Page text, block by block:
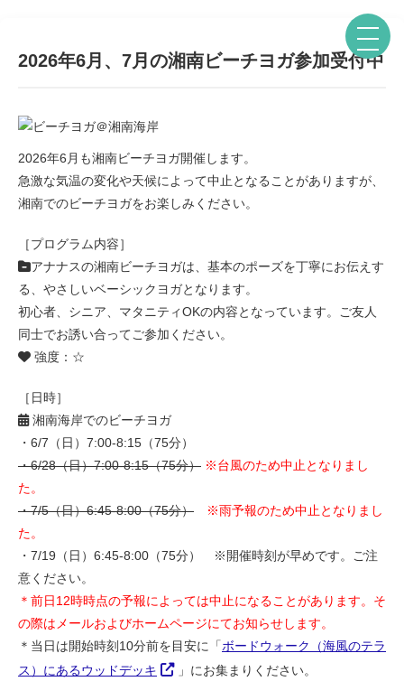
2026年6月、7月の湘南ビーチヨガ参加受付中
2026年6月も湘南ビーチヨガ開催します。
急激な気温の変化や天候によって中止となることがありますが、
湘南でのビーチヨガをお楽しみください。
［プログラム内容］
アナナスの湘南ビーチヨガは、基本のポーズを丁寧にお伝えす
る、やさしいベーシックヨガとなります。
初心者、シニア、マタニティOKの内容となっています。ご友人
同士でお誘い合ってご参加ください。
強度：☆
［日時］
湘南海岸でのビーチヨガ
・6/7（日）7:00-8:15（75分）
・6/28（日）7:00-8:15（75分） ※台風のため中止となりまし
た。
・7/5（日）6:45-8:00（75分）
※雨予報のため中止となりまし
た。
・7/19（日）6:45-8:00（75分） ※開催時刻が早めです。ご注
意ください。
＊前日12時時点の予報によっては中止になることがあります。そ
の際はメールおよびホームページにてお知らせします。
＊当日は開始時刻10分前を目安に「ボードウォーク（海風のテラ
ス）にあるウッドデッキ
」にお集まりください。